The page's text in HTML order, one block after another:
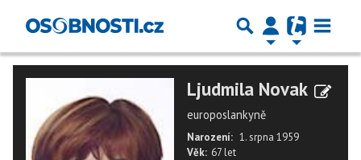
Ljudmila Novak
europoslankyně
Narození: 1. srpna 1959
Věk: 67 let